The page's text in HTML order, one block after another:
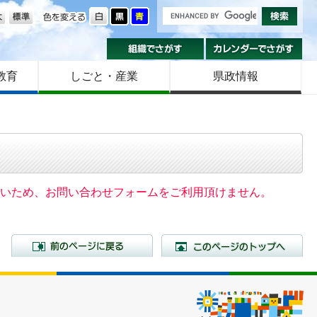
色を変える
大きさ
組織でさがす
育 しごと・産業 県政情報
ため、お問い合わせフォームをご利用頂けません。
前のページに戻る